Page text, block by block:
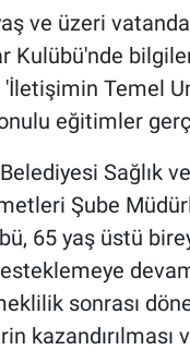
ve üzeri
Kulübü'nde
Temel
eğitimler
Sağlık
Şube
65 yaş üstü
sonrası
kazandırılması